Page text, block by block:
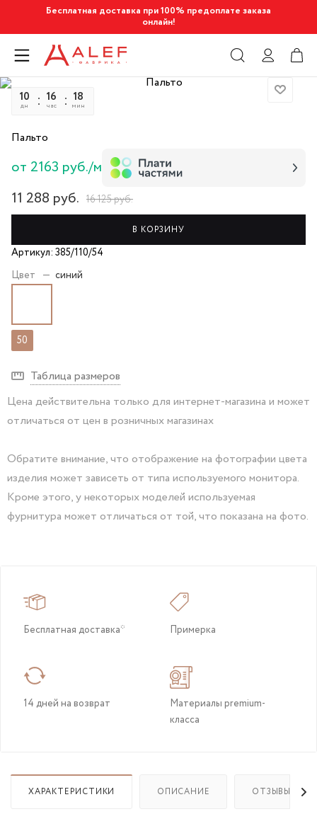
Бесплатная доставка при 100% предоплате заказа
онлайн!
10
дн
16
час
18
мин
Пальто
от 2163 руб./м
11 288 руб. 16 125руб.
В КОРЗИНУ
Артикул: 385/110/54
Цвет — синий
50
Таблица размеров
Цена действительна только для интернет-магазина и может
отличаться от цен в розничных магазинах
Обратите внимание, что отображение на фотографии цвета
изделия может зависеть от типа используемого монитора.
Кроме этого, у некоторых моделей используемая
фурнитура может отличаться от той, что показана на фото.
Бесплатная доставка* Примерка
14 дней на возврат
Материалы premium-
класса
ХАРАКТЕРИСТИКИ ОПИСАНИЕ ОТЗЫВЫ